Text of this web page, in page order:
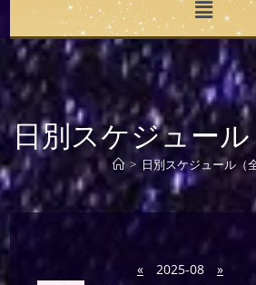
日別スケジュー
> 日別スケジュール（
« 2025-08 »